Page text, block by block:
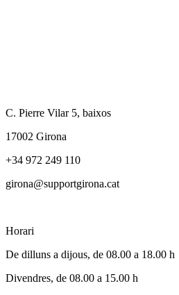
C. Pierre Vilar 5, baixos
17002 Girona
+34 972 249 110
girona@supportgirona.cat
Horari
De dilluns a dijous, de 08.00 a 18.00 h
Divendres, de 08.00 a 15.00 h